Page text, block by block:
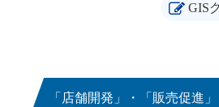
GIS
「店舗開発」・「販売促進